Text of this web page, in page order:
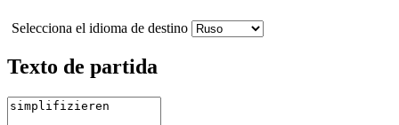
Selecciona el idioma de destino
Texto de partida